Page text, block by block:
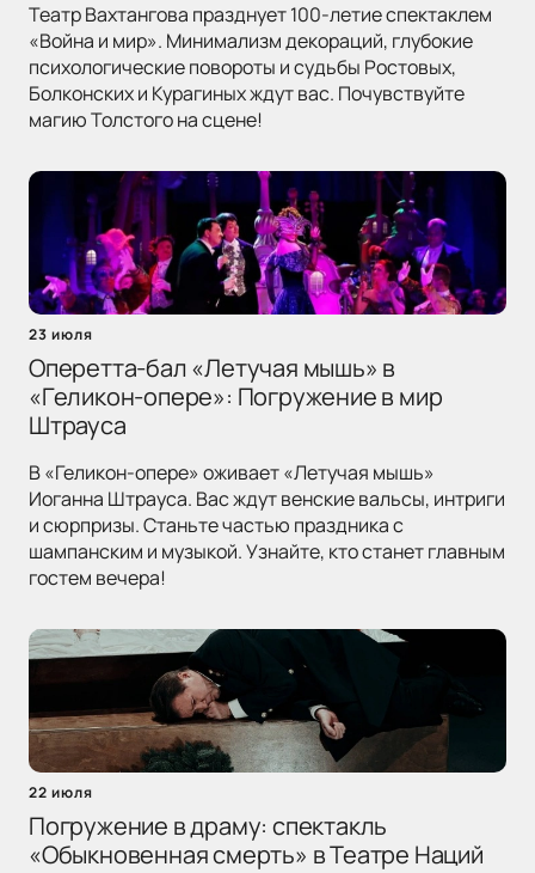
Театр Вахтангова празднует 100-летие спектаклем
«Война и мир». Минимализм декораций, глубокие
психологические повороты и судьбы Ростовых,
Болконских и Курагиных ждут вас. Почувствуйте
магию Толстого на сцене!
23 июля
Оперетта-бал «Летучая мышь» в
«Геликон-опере»: Погружение в мир
Штрауса
В «Геликон-опере» оживает «Летучая мышь»
Иоганна Штрауса. Вас ждут венские вальсы, интриги
и сюрпризы. Станьте частью праздника с
шампанским и музыкой. Узнайте, кто станет главным
гостем вечера!
22 июля
Погружение в драму: спектакль
«Обыкновенная смерть» в Театре Наций